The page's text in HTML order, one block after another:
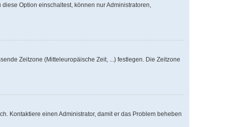
Option einschaltest, können nur Administratoren,
Zeitzone (Mitteleuropäische Zeit, ...) festlegen. Die Zeitzone
Kontaktiere einen Administrator, damit er das Problem beheben